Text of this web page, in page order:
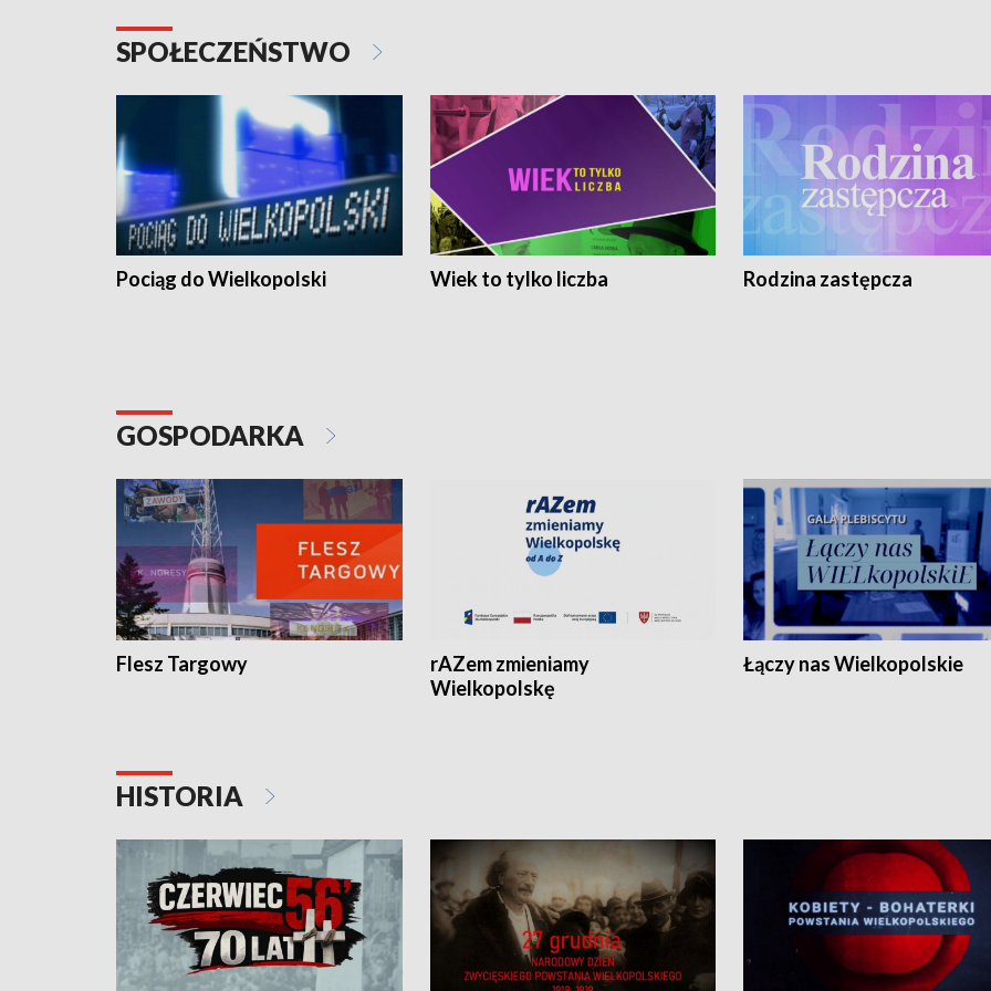
SPOŁECZEŃSTWO
Pociąg do Wielkopolski Wiek to tylko liczba Rodzina zastępcza
GOSPODARKA
Flesz Targowy
rAZem zmieniamy
Wielkopolskę
Łączy nas Wielkopolskie
HISTORIA